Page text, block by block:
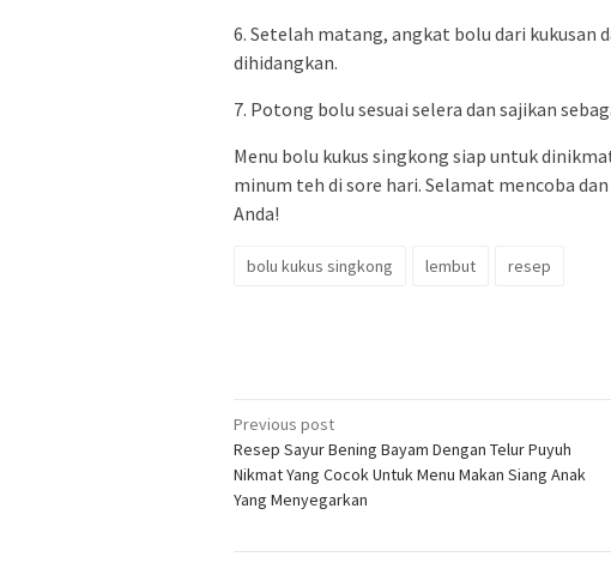
6. Setelah matang, angkat bolu dari kukusan
dihidangkan.
7. Potong bolu sesuai selera dan sajikan
Menu bolu kukus singkong siap untuk
minum teh di sore hari. Selamat mencoba
Anda!
bolu kukus singkong lembut resep
Post
navigation
Previous post
Resep Sayur Bening Bayam Dengan Telur Puyuh
Nikmat Yang Cocok Untuk Menu Makan Siang Anak
Yang Menyegarkan